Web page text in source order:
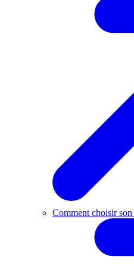
Comment choisir